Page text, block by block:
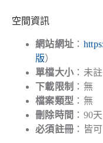
空間資訊
網站網址 ：
版）
單檔大小：未
下載限制 ：無
檔案類型 ：無
刪除時間 ：90
必須註冊 ：皆可